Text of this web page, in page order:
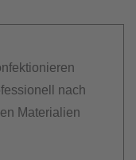
nach
Materialien